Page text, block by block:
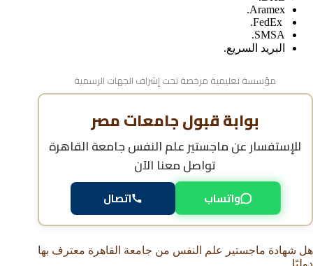
Aramex.
SMSA.
البريد السريع.
مؤسسة تعليمية مرخصة تحت إشراف الجهات الرسمية
بوابة قبول جامعات مصر
للإستفسار عنماجستير علم النفس جامعة القاهرة
تواصل معنا الآن
واتساب اتصال
هل شهادة ماجستير علم النفس من جامعة القاهرة معترف بها
دوليًا